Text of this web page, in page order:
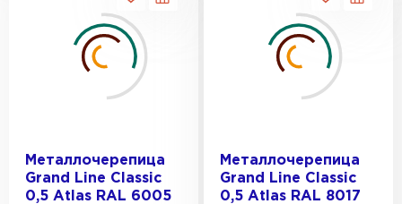
4.07
Металлочерепица
Grand Line Classic
0,5 Atlas RAL 6005
Металлочерепица
Grand Line Classic
0,5 Atlas RAL 8017